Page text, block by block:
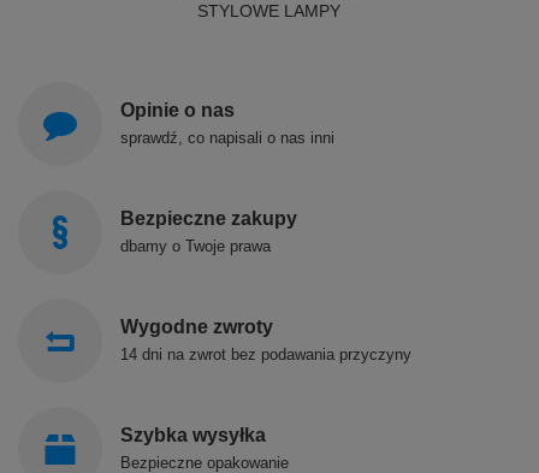
STYLOWE LAMPY
Opinie o nas
sprawdź, co napisali o nas inni
Bezpieczne zakupy
dbamy o Twoje prawa
Wygodne zwroty
14 dni na zwrot bez podawania przyczyny
Szybka wysyłka
Bezpieczne opakowanie